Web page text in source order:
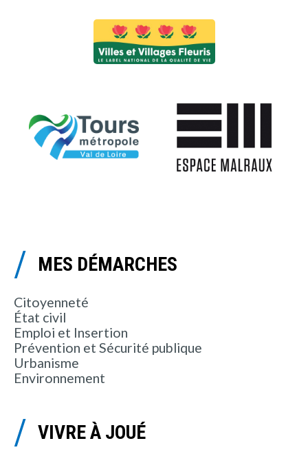
MES DÉMARCHES
Citoyenneté
État civil
Emploi et Insertion
Prévention et Sécurité publique
Urbanisme
Environnement
VIVRE À JOUÉ